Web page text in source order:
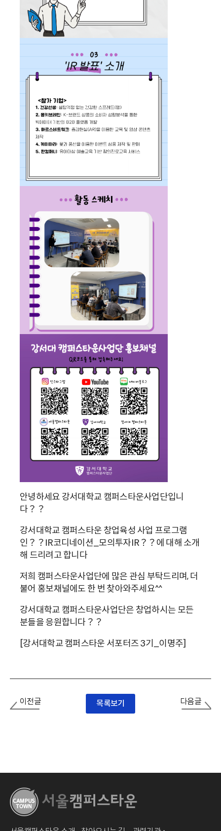
안녕하세요 강서대학교 캠퍼스타운사업단입니
다？？
강서대학교 캠퍼스타운 창업육성 사업 프로그램
인？？IR코디네이션_모의투자IR？？에 대해 소개
해 드리려고 합니다
저희 캠퍼스타운사업단에 많은 관심 부탁드리며, 더
불어 홍보채널에도 한 번 찾아와주세요^^
강서대학교 캠퍼스타운사업단은 창업하시는 모든
분들을 응원합니다？？
[강서대학교 캠퍼스타운 서포터즈 3기_이명주]
이전글 목록보기 다음글